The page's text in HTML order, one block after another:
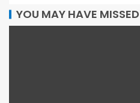
YOU MAY HAVE MISSED